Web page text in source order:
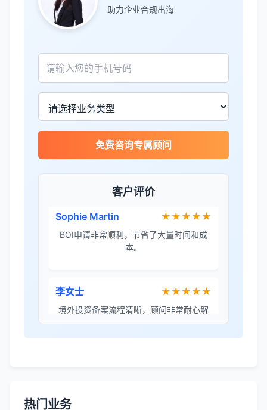
助力企业合规出海
免费咨询专属顾问
客户评价
服务专业高效，一周就完成了泰国公司注
James Wilson
金兔国际帮我们完成了泰国建厂的所有法
律手续，非常专业。
★★★★☆
泰国公司注册比预想的复杂，多亏有专业
Sophie Martin ★★★★★
BOI申请非常顺利，节省了大量时间和成
本。
李女士 ★★★★★
境外投资备案流程清晰，顾问非常耐心解
热门业务